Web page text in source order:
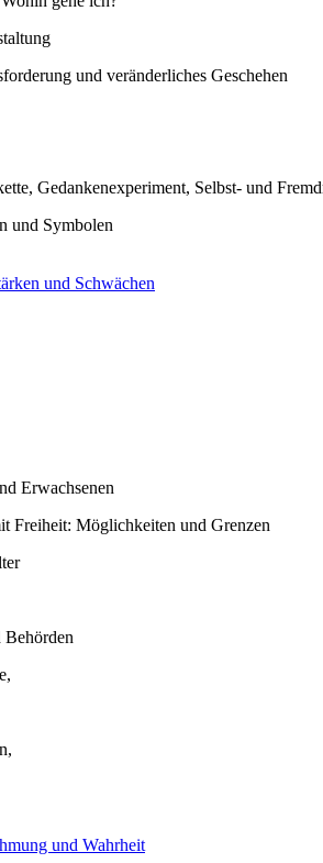
und veränderliches Geschehen
Gedankenexperiment, Selbst- und
und Symbolen
und Schwächen
Erwachsenen
Freiheit: Möglichkeiten und Grenzen
Behörden
und Wahrheit